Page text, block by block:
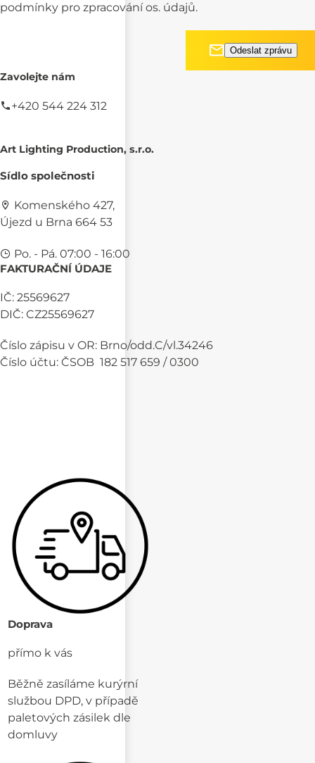
podmínky pro zpracování os. údajů.
Zavolejte nám
+420 544 224 312
Art Lighting Production, s.r.o.
Sídlo společnosti
Komenského 427,
Újezd u Brna 664 53
Po. - Pá. 07:00 - 16:00
FAKTURAČNÍ ÚDAJE
IČ: 25569627
DIČ: CZ25569627
Číslo zápisu v OR: Brno/odd.C/vl.34246
Číslo účtu: ČSOB 182 517 659 / 0300
Doprava
přímo k vás
Běžně zasíláme kurýrní
službou DPD, v případě
paletových zásilek dle
domluvy